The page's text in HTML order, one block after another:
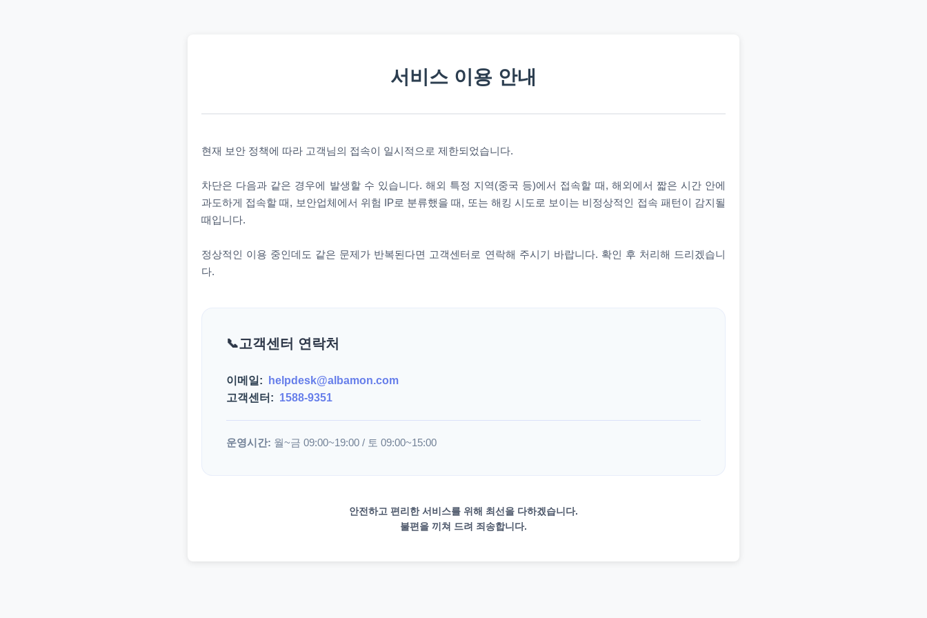
서비스 이용 안내
현재 보안 정책에 따라 고객님의 접속이 일시적으로 제한되었습니다.
차단은 다음과 같은 경우에 발생할 수 있습니다. 해외 특정 지역(중국 등)에서 접속할 때, 해외에서 짧은 시간 안에
과도하게 접속할 때, 보안업체에서 위험 IP로 분류했을 때, 또는 해킹 시도로 보이는 비정상적인 접속 패턴이 감지될
때입니다.
정상적인 이용 중인데도 같은 문제가 반복된다면 고객센터로 연락해 주시기 바랍니다. 확인 후 처리해 드리겠습니
다.
고객센터 연락처
이메일:
helpdesk@albamon.com
고객센터: 1588-9351
운영시간: 월~금 09:00~19:00 / 토 09:00~15:00
안전하고 편리한 서비스를 위해 최선을 다하겠습니다.
불편을 끼쳐 드려 죄송합니다.